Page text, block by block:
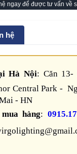
ngay để được tư vấn về
hệ
Hà Nội: Căn
Central Park -
- HN
hàng: